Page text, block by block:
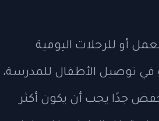
أو للرحلات اليومية
في توصيل الأطفال للمدرسة،
جدًا يجب أن يكون أكثر